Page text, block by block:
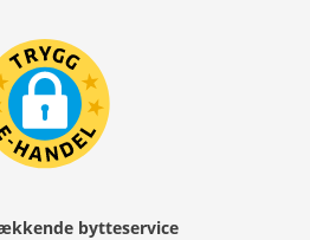
bytteservice